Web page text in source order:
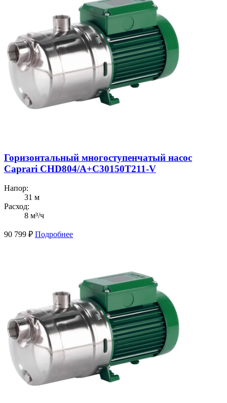
Горизонтальный многоступенчатый насос
Caprari CHD804/А+C30150T211-V
Напор:
31 м
Расход:
8 м³/ч
90 799 ₽ Подробнее